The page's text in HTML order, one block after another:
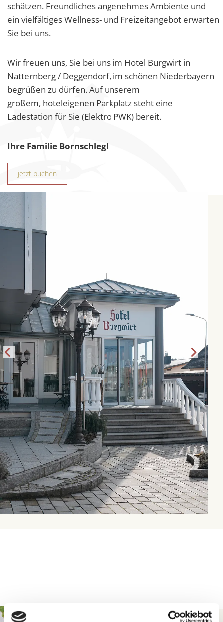
schätzen. Freundliches angenehmes Ambiente und
ein vielfältiges Wellness- und Freizeitangebot erwarten
Sie bei uns.
Wir freuen uns, Sie bei uns im Hotel Burgwirt in
Natternberg / Deggendorf, im schönen Niederbayern
begrüßen zu dürfen. Auf unserem
großem, hoteleigenen Parkplatz steht eine
Ladestation für Sie (Elektro PWK) bereit.
Ihre Familie Bornschlegl
jetzt buchen